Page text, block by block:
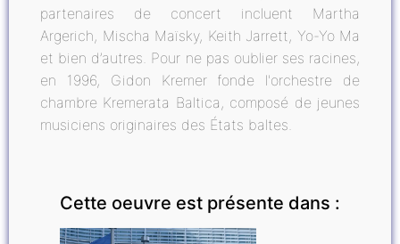
partenaires de concert incluent Martha
Argerich, Mischa Maïsky, Keith Jarrett, Yo-Yo Ma
et bien d’autres. Pour ne pas oublier ses racines,
en 1996, Gidon Kremer fonde l'orchestre de
chambre Kremerata Baltica, composé de jeunes
musiciens originaires des États baltes.
Cette oeuvre est présente dans :